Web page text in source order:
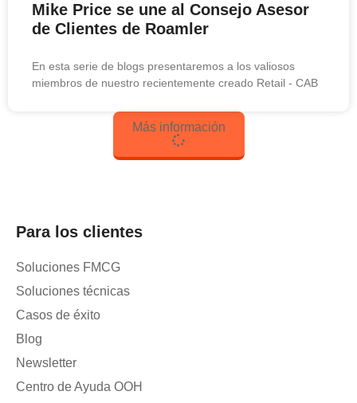
Mike Price se une al Consejo Asesor
de Clientes de Roamler
En esta serie de blogs presentaremos a los valiosos
miembros de nuestro recientemente creado Retail - CAB
Más información
Para los clientes
Soluciones FMCG
Soluciones técnicas
Casos de éxito
Blog
Newsletter
Centro de Ayuda OOH